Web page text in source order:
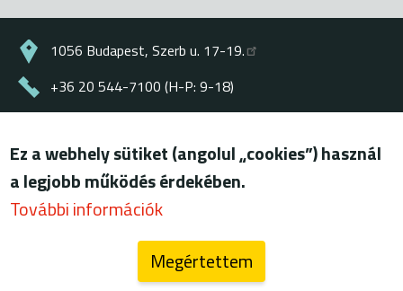
1056 Budapest, Szerb u. 17-19.
+36 20 544-7100 (H-P: 9-18)
Lábléc
© ENERGIAKLUB - minden jog fenntartva
felhasználási feltételek
Ez a webhely sütiket (angolul „cookies”) használ
a legjobb működés érdekében.
További információk
Megértettem